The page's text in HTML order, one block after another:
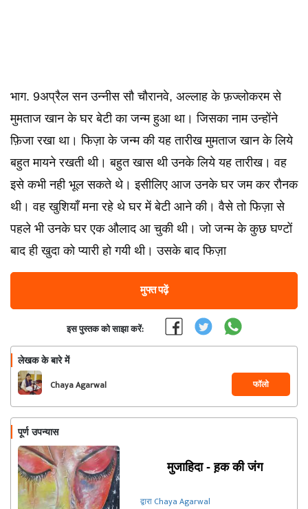
भाग. 9अप्रैल सन उन्नीस सौ चौरानवे, अल्लाह के फ़ज्लोकरम से
मुमताज खान के घर बेटी का जन्म हुआ था। जिसका नाम उन्होंने
फ़िजा रखा था। फिज़ा के जन्म की यह तारीख मुमताज खान के लिये
बहुत मायने रखती थी। बहुत खास थी उनके लिये यह तारीख। वह
इसे कभी नही भूल सकते थे। इसीलिए आज उनके घर जम कर रौनक
थी। वह खुशियाँ मना रहे थे घर में बेटी आने की। वैसे तो फिज़ा से
पहले भी उनके घर एक औलाद आ चुकी थी। जो जन्म के कुछ घण्टों
बाद ही खुदा को प्यारी हो गयी थी। उसके बाद फिज़ा
मुफ्त पढ़ें
इस पुस्तक को साझा करें:
लेखक के बारे में
Chaya Agarwal फॉलो
पूर्ण उपन्यास
मुजाहिदा - ह़क की जंग
द्वारा Chaya Agarwal